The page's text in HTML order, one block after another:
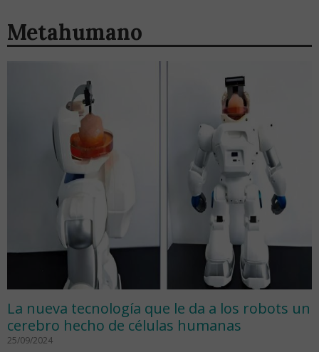
Metahumano
La nueva tecnología que le da a los robots un
cerebro hecho de células humanas
25/09/2024